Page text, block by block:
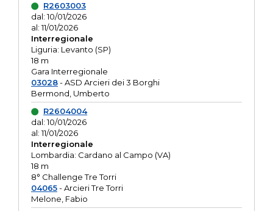
R2603003
dal: 10/01/2026
al: 11/01/2026
Interregionale
Liguria: Levanto (SP)
18 m
Gara Interregionale
03028- ASD Arcieri dei 3 Borghi
Bermond, Umberto
R2604004
dal: 10/01/2026
al: 11/01/2026
Interregionale
Lombardia: Cardano al Campo (VA)
18 m
8° Challenge Tre Torri
04065- Arcieri Tre Torri
Melone, Fabio